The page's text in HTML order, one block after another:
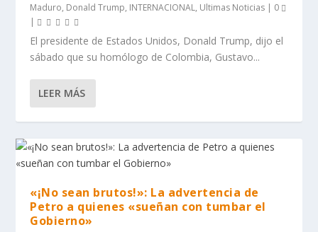
Maduro, Donald Trump, INTERNACIONAL, Ultimas Noticias | 0
|
El presidente de Estados Unidos, Donald Trump, dijo el
sábado que su homólogo de Colombia, Gustavo...
LEER MÁS
«¡No sean brutos!»: La advertencia de
Petro a quienes «sueñan con tumbar el
Gobierno»